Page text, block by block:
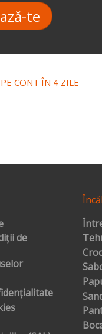
te
CONT ÎN 4 ZILE
de